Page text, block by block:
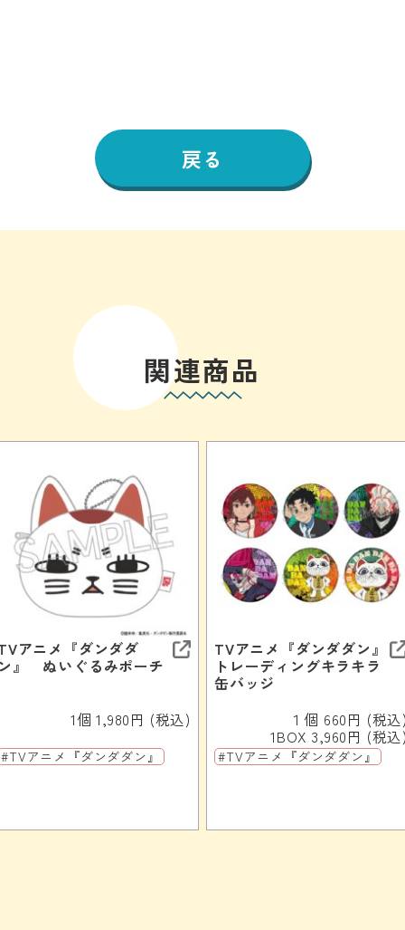
戻る
関連商品
アニメ『ダンダダ
』 ぬいぐるみポーチ
1個 1,980円 (税込)
#TVアニメ『ダンダダン』
TVアニメ『ダンダダン』
トレーディングキラキラ
缶バッジ
１個 660円 (税
1BOX 3,960円 (税
#TVアニメ『ダンダダン』